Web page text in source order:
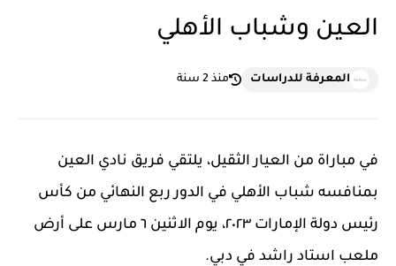
العين وشباب الأهلي
المعرفة للدراسات منذ 2 سنة
في مباراة من العيار الثقيل، يلتقي فريق نادي العين
بمنافسه شباب الأهلي في الدور ربع النهائي من كأس
رئيس دولة الإمارات ٢٠٢٣، يوم الاثنين ٦ مارس على أرض
ملعب استاد راشد في دبي.